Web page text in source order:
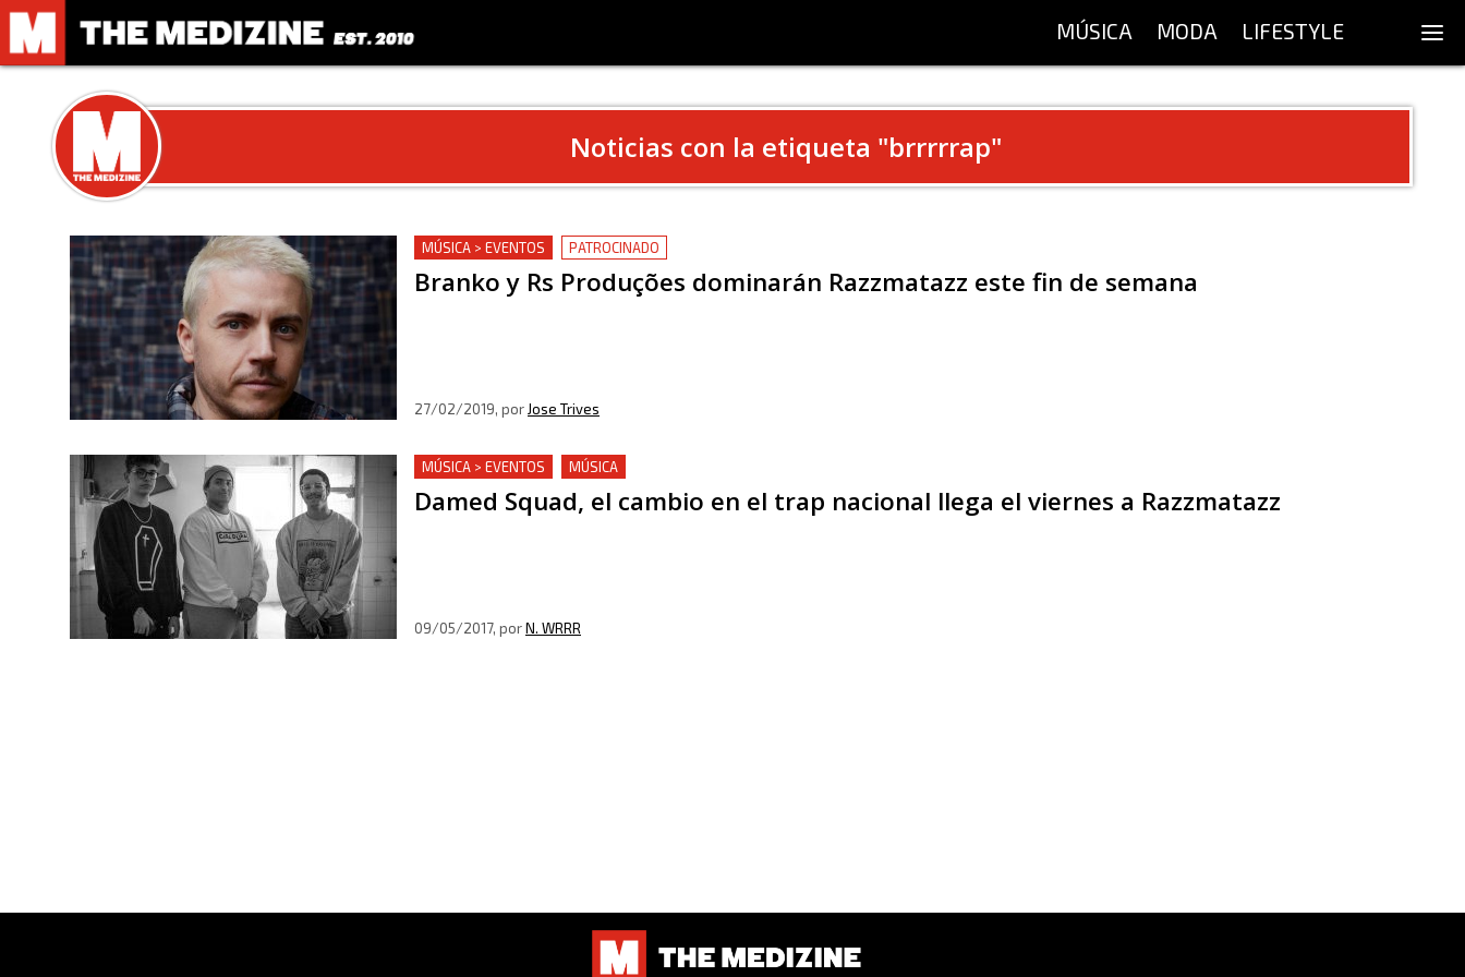
MÚSICA MODA LIFESTYLE
Noticias con la etiqueta "brrrrrap"
MÚSICA > EVENTOS PATROCINADO
Branko y Rs Produções dominarán Razzmatazz este fin de semana
27/02/2019, por Jose Trives
MÚSICA > EVENTOS MÚSICA
Damed Squad, el cambio en el trap nacional llega el viernes a Razzmatazz
09/05/2017, porN. WRRR